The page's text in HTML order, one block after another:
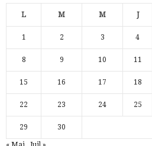
L M M J
1 2 3 4
8 9 10 11
15 16 17 18
22 23 24 25
29 30